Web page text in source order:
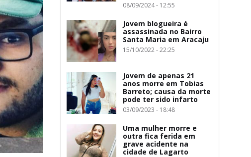
08/09/2024 - 12:55
Jovem blogueira é
assassinada no Bairro
Santa Maria em Aracaju
15/10/2022 - 22:25
Jovem de apenas 21
anos morre em Tobias
Barreto; causa da morte
pode ter sido infarto
03/09/2023 - 18:48
Uma mulher morre e
outra fica ferida em
grave acidente na
cidade de Lagarto